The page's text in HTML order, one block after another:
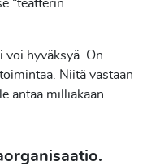
“teatterin
voi hyväksyä. On
Niitä vastaan
antaa milliäkään